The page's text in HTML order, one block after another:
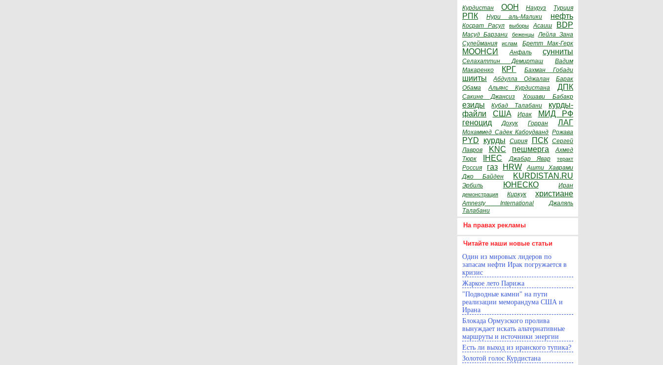
Курдистан ООН Науруз Турция
РПК Нури аль-Малики нефть
Косрат Расул выборы Асаиш BDP
Масуд Барзани беженцы
Лейла Зана
Сулеймания
ислам Бретт Мак-Герк
МООНСИ Анфаль сунниты
Селахаттин Демирташ
Вадим
Макаренко
КРГ Бахман Гобади
шииты Абдулла Оджалан
Барак
Обама
Альянс Курдистана ДПК
Сакине Джансиз Хошави Бабакр
езиды Кубад Талабани
курды-
файли
США Ирак
МИД РФ
геноцид
Дохук Горран ЛАГ
Мохаммед Садек Кабоудванд Рожава
PYD курды Сирия ПСК
Сергей
Лавров
KNC пешмерга
Ахмед
Тюрк
IHEC Джабар Явар теракт
Россия газ HRW
Ашти Хаврами
Джо Байден
KURDISTAN.RU
Эрбиль ЮНЕСКО Иран
демонстрация Киркук христиане
Amnesty International
Джаляль
Талабани
На правах рекламы
Читайте наши новые статьи
Один из мировых лидеров по
запасам нефти Ирак погружается в
кризис
Жаркое лето Парижа
"Подводные камни" на пути
реализации меморандума США и
Ирана
Блокада Ормузского пролива
вынуждает искать альтернативные
маршруты и источники энергии
Есть ли выход из иранского тупика?
Золотой голос Курдистана